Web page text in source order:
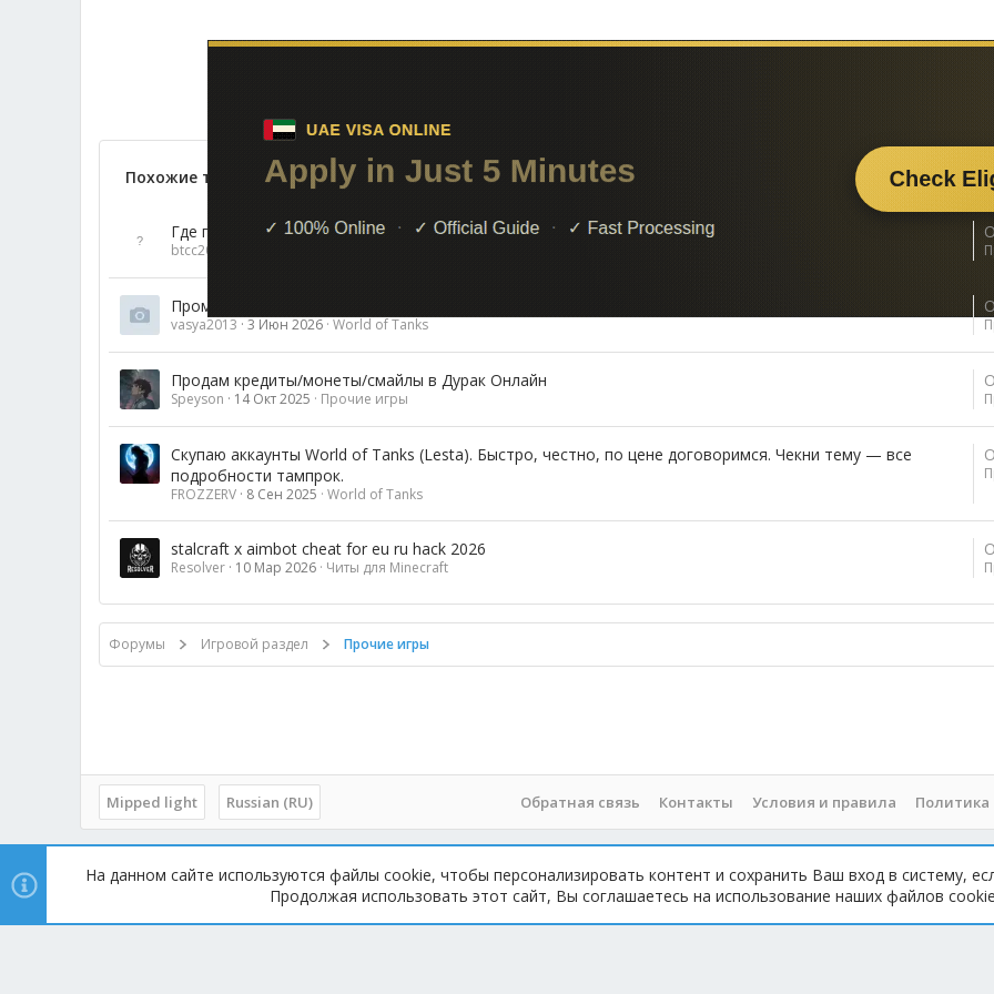
В качестве благодарности не откажусь от +rep на сайте steamgifts)
Похожие темы
Где поиграть в шахматы онлайн с призами?
btcc2018
Промо-код к играм «Мир танков», «Мир кораблей», «Танки Blitz»
vasya2013 3 Июн 2026 World of Tanks
Продам кредиты/монеты/смайлы в Дурак Онлайн
Speyson 14 Окт 2025 Прочие игры
Скупаю аккаунты World of Tanks (Lesta). Быстро, честно, по цене договоримся. Чекни тему — все
подробности тампрок.
FROZZERV 8 Сен 2025 World of Tanks
stalcraft x aimbot cheat for eu ru hack 2026
Resolver 10 Мар 2026 Читы для Minecraft
Форумы Игровой раздел Прочие игры
Mipped light Russian (RU) Обратная связь Контакты Условия и правила
Copyright © 2014 - 2025, mipped.com. Все права защищены. При копировании материала с сайта, обратная ссылка обязательна!
На данном сайте используются файлы cookie, чтобы персонализировать контент и сохранить Ваш вход в систему,
Продолжая использовать этот сайт, Вы соглашаетесь на использование наших файлов